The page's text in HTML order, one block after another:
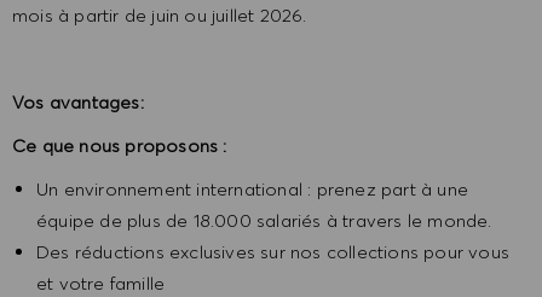
mois à partir de juin ou juillet 2026.
Vos avantages:
Ce que nous proposons :
Un environnement international : prenez part à une
équipe de plus de 18.000 salariés à travers le monde.
Des réductions exclusives sur nos collections pour vous
et votre famille